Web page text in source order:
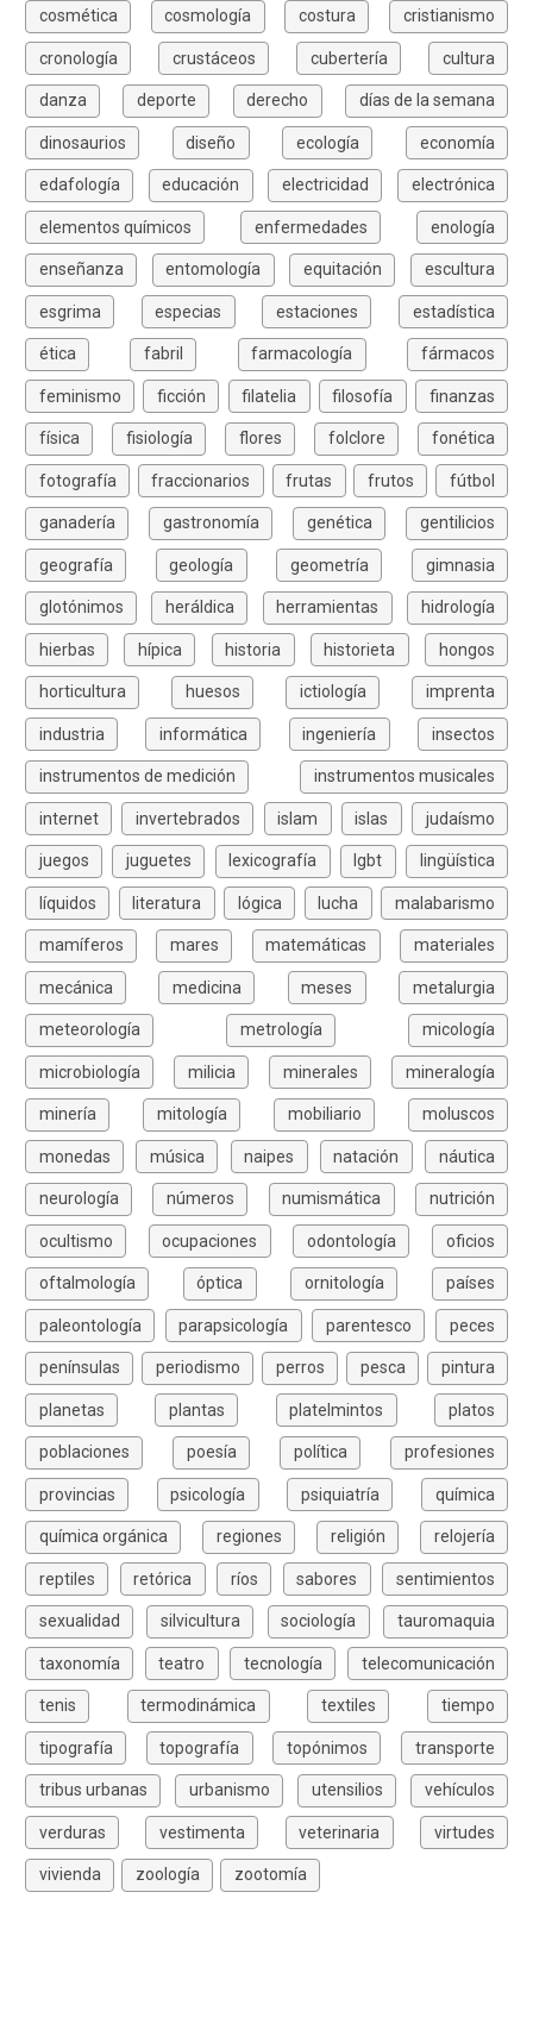
cosmética cosmología costura cristianismo
cronología crustáceos cubertería cultura
danza deporte derecho días de la semana
dinosaurios diseño ecología economía
edafología educación electricidad electrónica
elementos químicos enfermedades enología
enseñanza entomología equitación escultura
esgrima especias estaciones estadística
ética fabril farmacología fármacos
feminismo ficción filatelia filosofía finanzas
física fisiología flores folclore fonética
fotografía fraccionarios frutas frutos fútbol
ganadería gastronomía genética gentilicios
geografía geología geometría gimnasia
glotónimos heráldica herramientas hidrología
hierbas hípica historia historieta hongos
horticultura huesos ictiología imprenta
industria informática ingeniería insectos
instrumentos de medición instrumentos musicales
internet invertebrados islam islas judaísmo
juegos juguetes lexicografía lgbt lingüística
líquidos literatura lógica lucha malabarismo
mamíferos mares matemáticas materiales
mecánica medicina meses metalurgia
meteorología metrología micología
microbiología milicia minerales mineralogía
minería mitología mobiliario moluscos
monedas música naipes natación náutica
neurología números numismática nutrición
ocultismo ocupaciones odontología oficios
oftalmología óptica ornitología países
paleontología parapsicología parentesco peces
penínsulas periodismo perros pesca pintura
planetas plantas platelmintos platos
poblaciones poesía política profesiones
provincias psicología psiquiatría química
química orgánica regiones religión relojería
reptiles retórica ríos sabores sentimientos
sexualidad silvicultura sociología tauromaquia
taxonomía teatro tecnología telecomunicación
tenis termodinámica textiles tiempo
tipografía topografía topónimos transporte
tribus urbanas urbanismo utensilios vehículos
verduras vestimenta veterinaria virtudes
vivienda zoología zootomía